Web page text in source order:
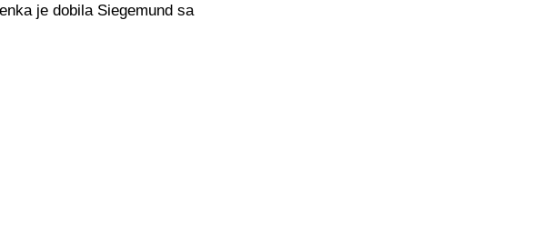
je dobila Siegemund sa